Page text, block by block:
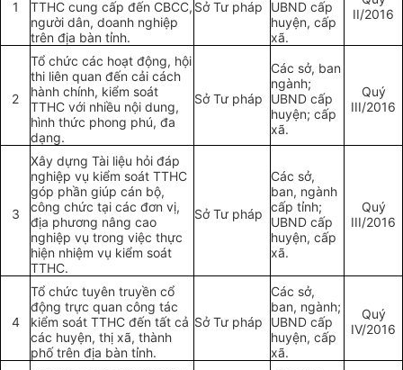
1
TTHC cung cấp đến CBCC,
người dân, doanh nghiệp
trên địa bàn tỉnh.
Sở Tư pháp
UBND cấp
huyện, cấp
xã.
II/2016
2
Tổ chức các hoạt động, hội
thi liên quan đến cải cách
hành chính, kiểm soát
TTHC với nhiều nội dung,
hình thức phong phú, đa
dạng.
Sở Tư pháp
Các sở, ban
ngành;
UBND cấp
huyện; cấp
xã.
Quý
III/2016
3
Xây dựng Tài liệu hỏi đáp
nghiệp vụ kiểm soát TTHC
góp phần giúp cán bộ,
công chức tại các đơn vị,
địa phương nâng cao
nghiệp vụ trong việc thực
hiện nhiệm vụ kiểm soát
TTHC.
Sở Tư pháp
Các sở,
ban, ngành
cấp tỉnh;
UBND cấp
huyện, cấp
xã.
Quý
III/2016
4
Tổ chức tuyên truyền cổ
động trực quan công tác
kiểm soát TTHC đến tất cả
các huyện, thị xã, thành
phố trên địa bàn tỉnh.
Sở Tư pháp
Các sở,
ban, ngành;
UBND cấp
huyện, cấp
xã.
Quý
IV/2016